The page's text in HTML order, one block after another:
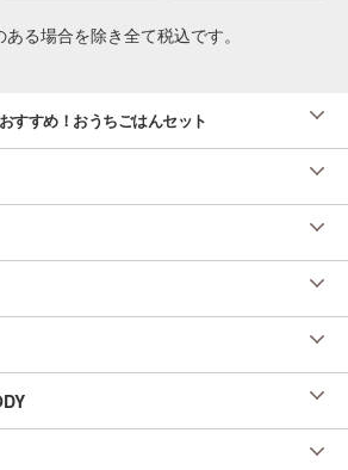
る場合を除き全て税込です。
すすめ！おうちごはんセット